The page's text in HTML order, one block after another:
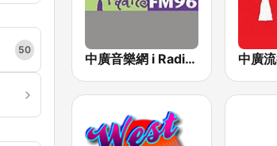
50
中廣音樂網 i Radio FM96.3